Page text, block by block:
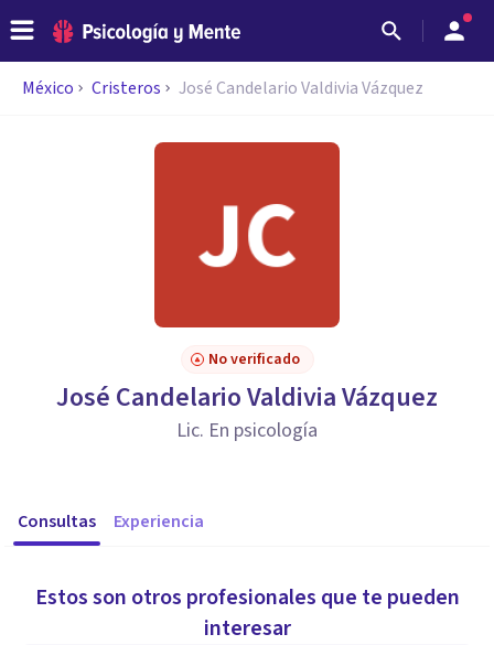
México Cristeros José Candelario Valdivia Vázquez
No verificado
José Candelario Valdivia Vázquez
Lic. En psicología
Consultas Experiencia
Estos son otros profesionales que te pueden
interesar